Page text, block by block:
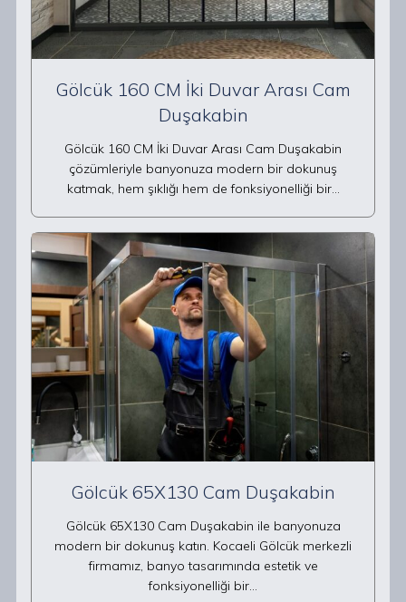
Gölcük 160 CM İki Duvar Arası Cam
Duşakabin
Gölcük 160 CM İki Duvar Arası Cam Duşakabin
çözümleriyle banyonuza modern bir dokunuş
katmak, hem şıklığı hem de fonksiyonelliği bir…
Gölcük 65X130 Cam Duşakabin
Gölcük 65X130 Cam Duşakabin ile banyonuza
modern bir dokunuş katın. Kocaeli Gölcük merkezli
firmamız, banyo tasarımında estetik ve
fonksiyonelliği bir…